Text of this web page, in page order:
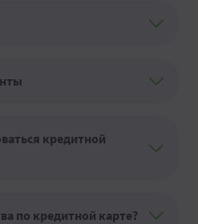
кредитной
по кредитной карте?